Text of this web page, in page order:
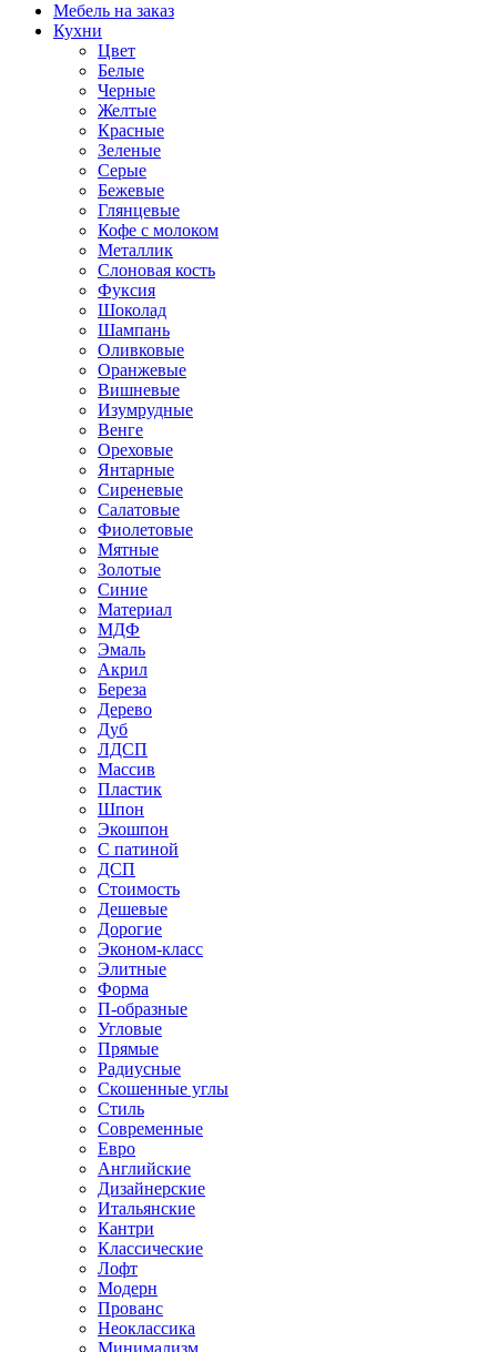
Мебель на заказ
Кухни
Цвет
Белые
Черные
Желтые
Красные
Зеленые
Серые
Бежевые
Глянцевые
Кофе с молоком
Металлик
Слоновая кость
Фуксия
Шоколад
Шампань
Оливковые
Оранжевые
Вишневые
Изумрудные
Венге
Ореховые
Янтарные
Сиреневые
Салатовые
Фиолетовые
Мятные
Золотые
Синие
Материал
МДФ
Эмаль
Акрил
Береза
Дерево
Дуб
ЛДСП
Массив
Пластик
Шпон
Экошпон
С патиной
ДСП
Стоимость
Дешевые
Дорогие
Эконом-класс
Элитные
Форма
П-образные
Угловые
Прямые
Радиусные
Скошенные углы
Стиль
Современные
Евро
Английские
Дизайнерские
Итальянские
Кантри
Классические
Лофт
Модерн
Прованс
Неоклассика
Минимализм